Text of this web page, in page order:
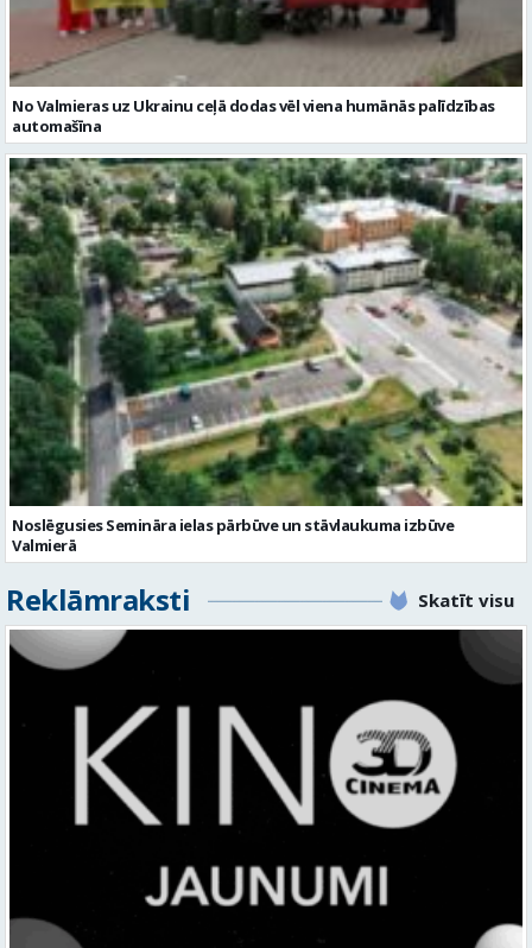
Noslēgusies Semināra ielas pārbūve un stāvlaukuma izbūve
Valmierā
Reklāmraksti Skatīt visu